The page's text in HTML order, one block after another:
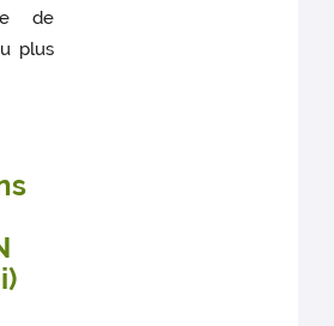
de
plus